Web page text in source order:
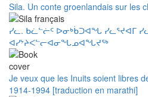
Sila. Un conte groenlandais sur les
ᓯᓚ. ᑲᓛᓪᓖᑦ ᐅᓂᒃᑳᑐᐊᖓ ᓯᓚᕐᔪᐊᒥ
ᐊᓯᔾᔨᐸᓪᓕᐊᓂᖓᓄᐊᖓᔪᖅ
Je veux que les Inuits soient libres
1914-1994 [traduction en marathi]